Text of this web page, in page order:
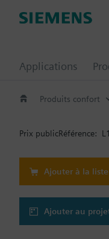
Applications
Produits confort
Prix publicRéférence:
Ajouter à la liste
Ajouter au